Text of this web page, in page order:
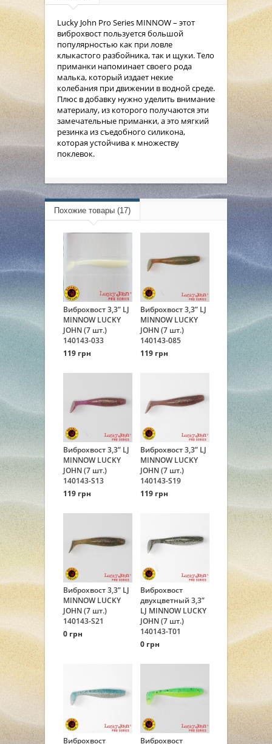
Lucky John Pro Series MINNOW – этот
виброхвост пользуется большой
популярностью как при ловле
клыкастого разбойника, так и щуки. Тело
приманки напоминает своего рода
малька, который издает некие
колебания при движении в водной среде.
Плюс в добавку нужно уделить внимание
материалу, из которого получаются эти
замечательные приманки, а это мягкий
резинка из съедобного силикона,
которая устойчива к множеству
поклевок.
Похожие товары (17)
Виброхвост 3,3” LJ
MINNOW LUCKY
JOHN (7 шт.)
140143-033
119 грн
Виброхвост 3,3” LJ
MINNOW LUCKY
JOHN (7 шт.)
140143-085
119 грн
Виброхвост 3,3” LJ
MINNOW LUCKY
JOHN (7 шт.)
140143-S13
119 грн
Виброхвост 3,3” LJ
MINNOW LUCKY
JOHN (7 шт.)
140143-S19
119 грн
Виброхвост 3,3” LJ
MINNOW LUCKY
JOHN (7 шт.)
140143-S21
0 грн
Виброхвост
двухцветный 3,3”
LJ MINNOW LUCKY
JOHN (7 шт.)
140143-T01
0 грн
Виброхвост Виброхвост